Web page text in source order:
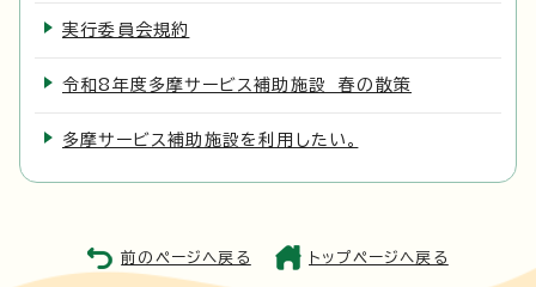
実行委員会規約
令和8年度多摩サービス補助施設 春の散策
多摩サービス補助施設を利用したい。
前のページへ戻る トップページへ戻る